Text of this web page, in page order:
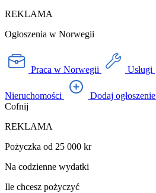
REKLAMA
Ogłoszenia w Norwegii
Praca w Norwegii Usługi
Nieruchomości Dodaj ogłoszenie
Cofnij
REKLAMA
Pożyczka od 25 000 kr
Na codzienne wydatki
Ile chcesz pożyczyć